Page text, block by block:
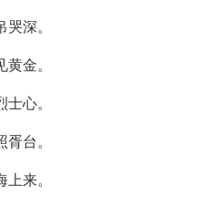
深。
金。
心。
台。
来。